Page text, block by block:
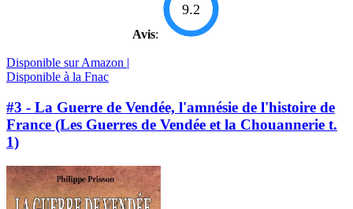
Avis:
9.2
Disponible sur Amazon |
Disponible à la Fnac
#3 - La Guerre de Vendée, l'amnésie de l'histoire de
France (Les Guerres de Vendée et la Chouannerie t.
1)